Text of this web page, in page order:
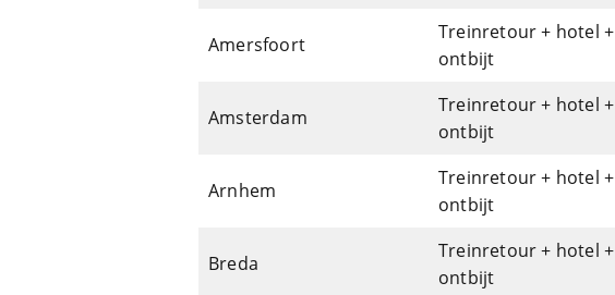
Amersfoort
Treinretour + hotel +
ontbijt
Amsterdam
Treinretour + hotel +
ontbijt
Arnhem
Treinretour + hotel +
ontbijt
Breda
Treinretour + hotel +
ontbijt